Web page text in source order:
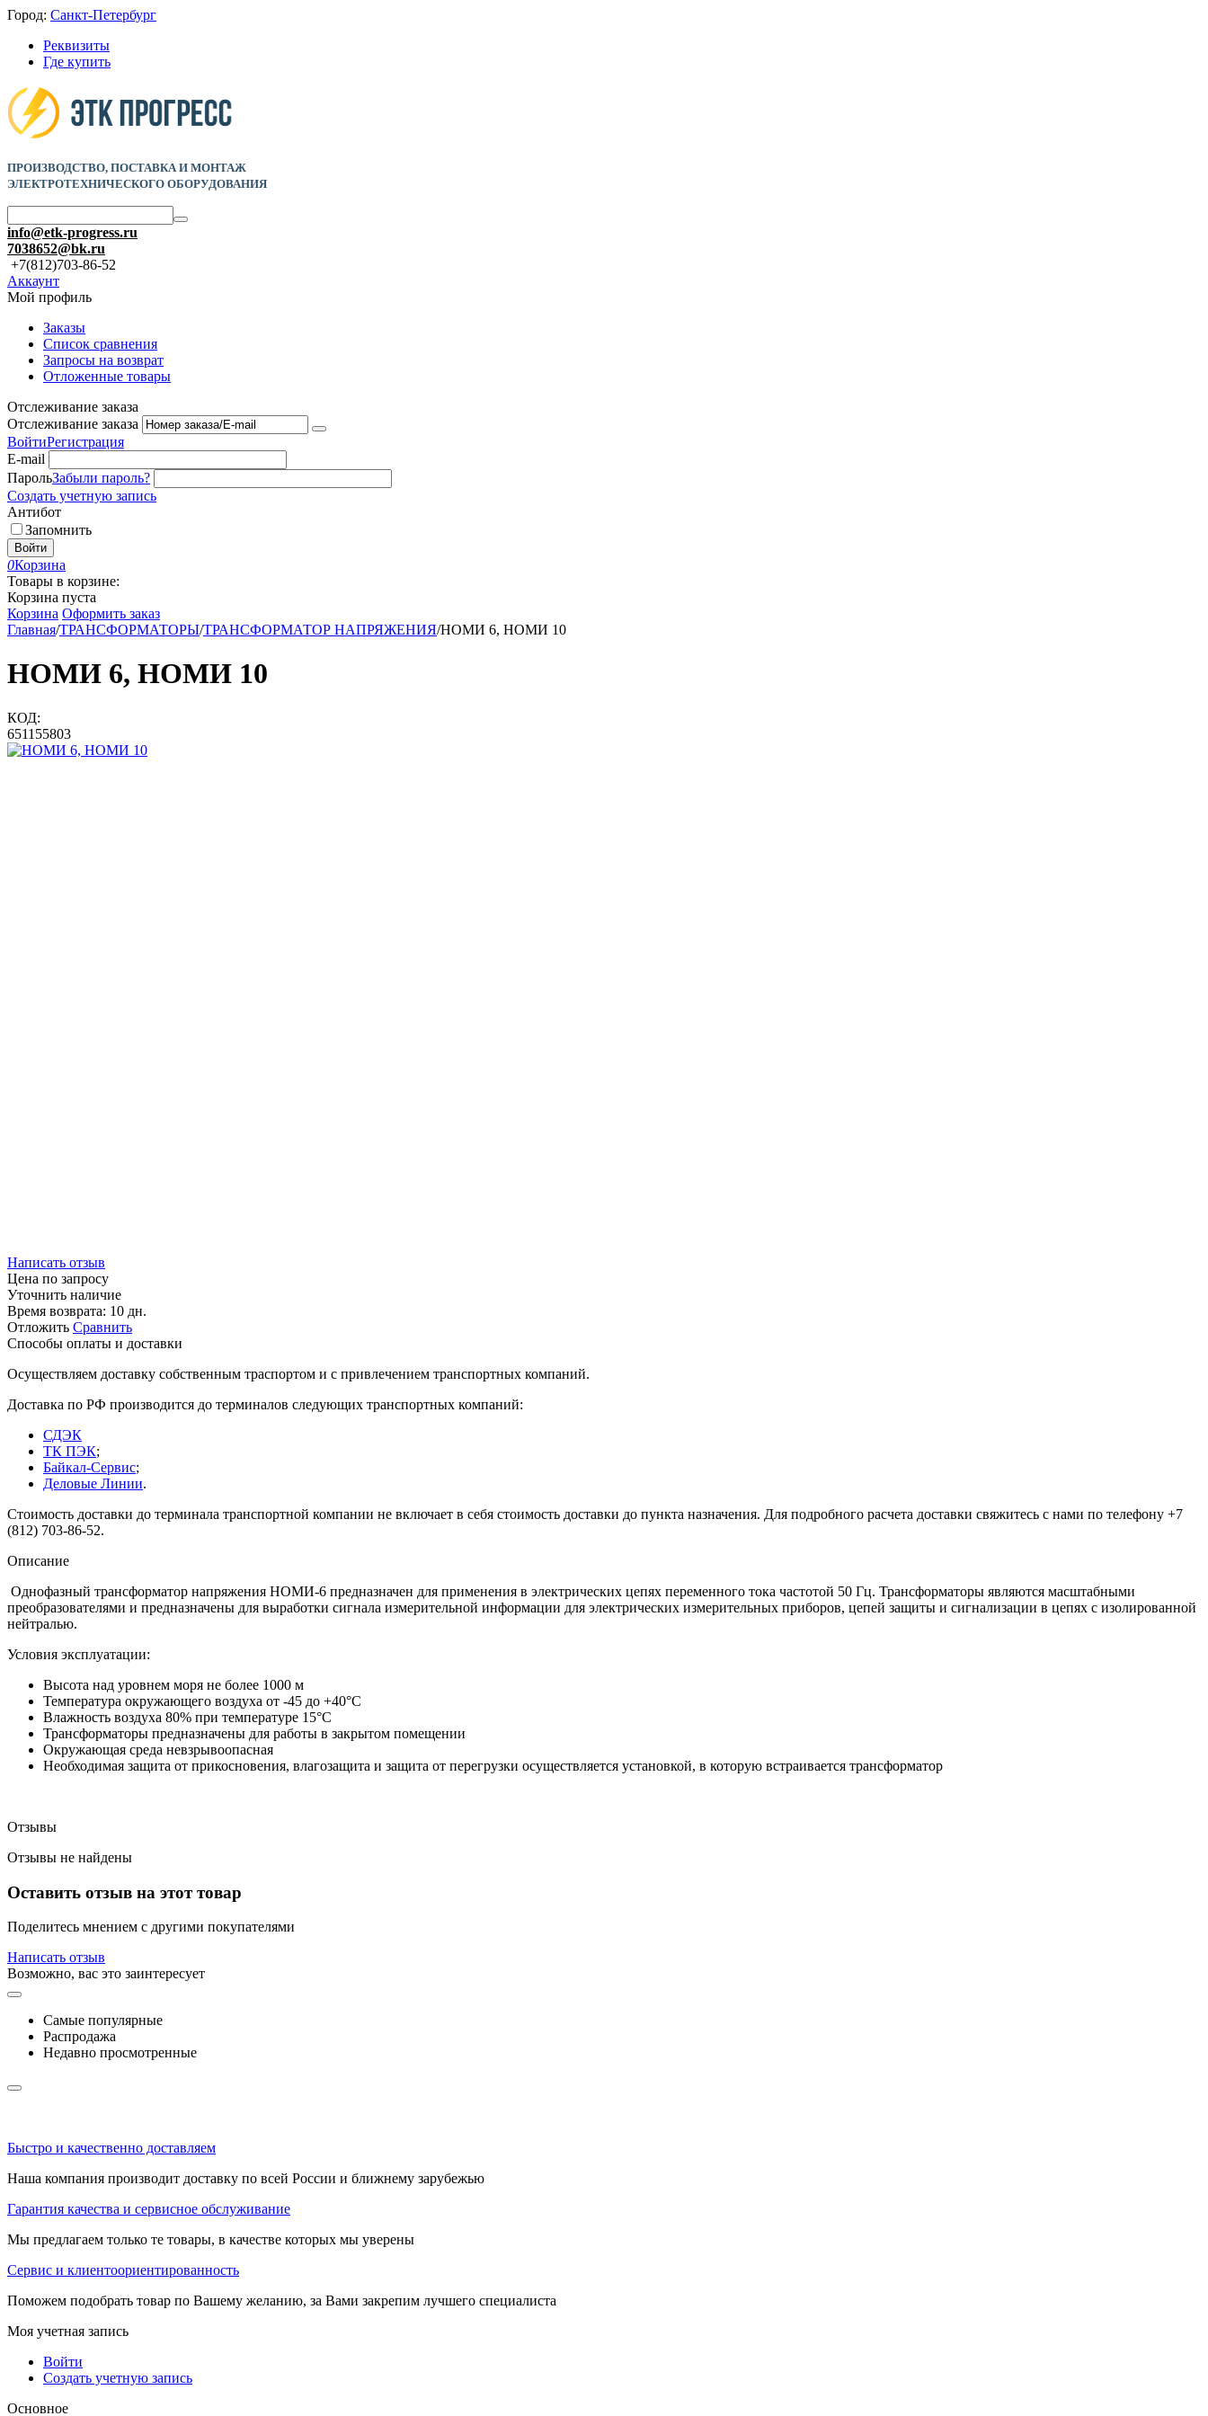
Город: Санкт-Петербург
Реквизиты
Где купить
ПРОИЗВОДСТВО, ПОСТАВКА И МОНТАЖ
ЭЛЕКТРОТЕХНИЧЕСКОГО ОБОРУДОВАНИЯ
info@etk-progress.ru
7038652@bk.ru
+7(812)703-86-52
Аккаунт
Мой профиль
Заказы
Список сравнения
Запросы на возврат
Отложенные товары
Отслеживание заказа
Отслеживание заказа
ВойтиРегистрация
E-mail
ПарольЗабыли пароль?
Создать учетную запись
Антибот
Запомнить
Войти
0Корзина
Товары в корзине:
Корзина пуста
Корзина Оформить заказ
Главная/ТРАНСФОРМАТОРЫ/ТРАНСФОРМАТОР НАПРЯЖЕНИЯ/НОМИ 6, НОМИ 10
НОМИ 6, НОМИ 10
КОД:
651155803
Написать отзыв
Цена по запросу
Уточнить наличие
Время возврата: 10 дн.
Отложить Сравнить
Способы оплаты и доставки
Осуществляем доставку собственным траспортом и с привлечением транспортных компаний.
Доставка по РФ производится до терминалов следующих транспортных компаний:
СДЭК
ТК ПЭК;
Байкал-Сервис;
Деловые Линии.
Стоимость доставки до терминала транспортной компании не включает в себя стоимость доставки до пункта назначения. Для подробного расчета доставки свяжитесь с нами по телефону +7
(812) 703-86-52.
Описание
Однофазный трансформатор напряжения НОМИ-6 предназначен для применения в электрических цепях переменного тока частотой 50 Гц. Трансформаторы являются масштабными
преобразователями и предназначены для выработки сигнала измерительной информации для электрических измерительных приборов, цепей защиты и сигнализации в цепях с изолированной
нейтралью.
Условия эксплуатации:
Высота над уровнем моря не более 1000 м
Температура окружающего воздуха от -45 до +40°С
Влажность воздуха 80% при температуре 15°С
Трансформаторы предназначены для работы в закрытом помещении
Окружающая среда невзрывоопасная
Необходимая защита от прикосновения, влагозащита и защита от перегрузки осуществляется установкой, в которую встраивается трансформатор
Отзывы
Отзывы не найдены
Оставить отзыв на этот товар
Поделитесь мнением с другими покупателями
Написать отзыв
Возможно, вас это заинтересует
Самые популярные
Распродажа
Недавно просмотренные
Быстро и качественно доставляем
Наша компания производит доставку по всей России и ближнему зарубежью
Гарантия качества и сервисное обслуживание
Мы предлагаем только те товары, в качестве которых мы уверены
Сервис и клиентоориентированность
Поможем подобрать товар по Вашему желанию, за Вами закрепим лучшего специалиста
Моя учетная запись
Войти
Создать учетную запись
Основное